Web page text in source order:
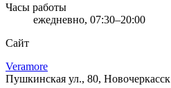
Часы работы
ежедневно, 07:30–20:00
Сайт
Veramore
Пушкинская ул., 80, Новочеркасск